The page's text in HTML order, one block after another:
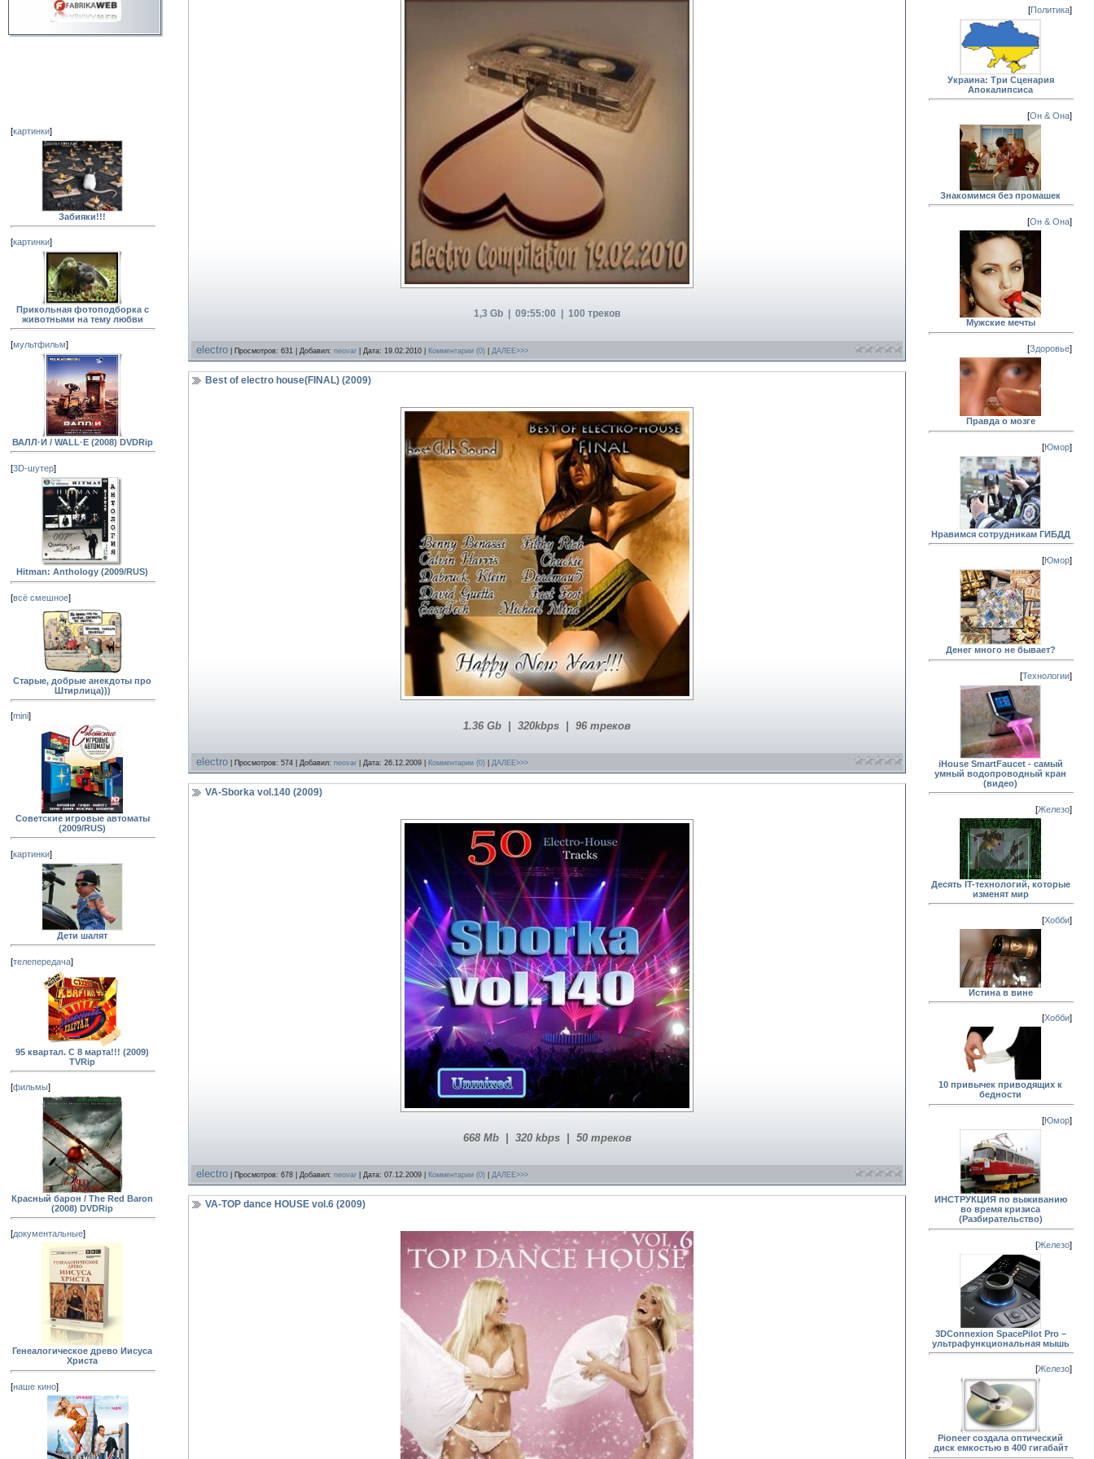
[картинки]
Забияки!!!
[картинки]
Прикольная фотоподборка с
животными на тему любви
[мультфильм]
ВАЛЛ·И / WALL·E (2008) DVDRip
[3D-шутер]
Hitman: Anthology (2009/RUS)
[всё смешное]
Старые, добрые анекдоты про
Штирлица)))
[mini]
Советские игровые автоматы
(2009/RUS)
[картинки]
Дети шалят
[телепередача]
95 квартал. С 8 марта!!! (2009)
TVRip
[фильмы]
Красный барон / The Red Baron
(2008) DVDRip
[документальные]
Генеалогическое древо Иисуса
Христа
[наше кино]
1,3 Gb | 09:55:00 | 100 треков
electro | Просмотров: 631 | Добавил: neovar | Дата: 19.02.2010 Комментарии (0) ДАЛЕЕ>>>
Best of electro house(FINAL) (2009)
1.36 Gb | 320kbps | 96 треков
electro | Просмотров: 574 | Добавил: neovar | Дата: 26.12.2009 Комментарии (0) ДАЛЕЕ>>>
VA-Sborka vol.140 (2009)
668 Mb | 320 kbps | 50 треков
electro | Просмотров: 678 | Добавил: neovar | Дата: 07.12.2009 Комментарии (0) ДАЛЕЕ>>>
VA-TOP dance HOUSE vol.6 (2009)
[Политика]
Украина: Три Сценария
Апокалипсиса
[Он & Она]
Знакомимся без промашек
[Он & Она]
Мужские мечты
[Здоровье]
Правда о мозге
[Юмор]
Нравимся сотрудникам ГИБДД
[Юмор]
Денег много не бывает?
[Технологии]
iHouse SmartFaucet - самый
умный водопроводный кран
(видео)
[Железо]
Десять IT-технологий, которые
изменят мир
[Хобби]
Истина в вине
[Хобби]
10 привычек приводящих к
бедности
[Юмор]
ИНСТРУКЦИЯ по выживанию
во время кризиса
(Разбирательство)
[Железо]
3DConnexion SpacePilot Pro –
ультрафункциональная мышь
[Железо]
Pioneer создала оптический
диск емкостью в 400 гигабайт